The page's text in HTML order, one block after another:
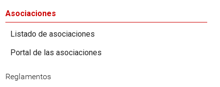
Asociaciones
Listado de asociaciones
Portal de las asociaciones
Reglamentos